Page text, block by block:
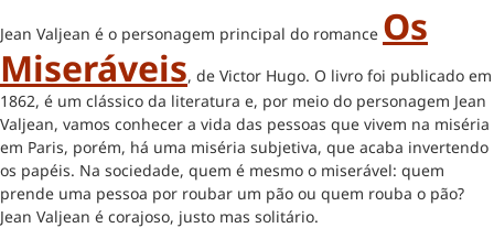
Jean Valjean é o personagem principal do romance Os
Miseráveis, de Victor Hugo. O livro foi publicado em
1862, é um clássico da literatura e, por meio do personagem Jean
Valjean, vamos conhecer a vida das pessoas que vivem na miséria
em Paris, porém, há uma miséria subjetiva, que acaba invertendo
os papéis. Na sociedade, quem é mesmo o miserável: quem
prende uma pessoa por roubar um pão ou quem rouba o pão?
Jean Valjean é corajoso, justo mas solitário.